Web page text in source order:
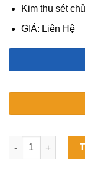
Kim thu sét
GIÁ: Liên Hệ
Kim Chống Sét